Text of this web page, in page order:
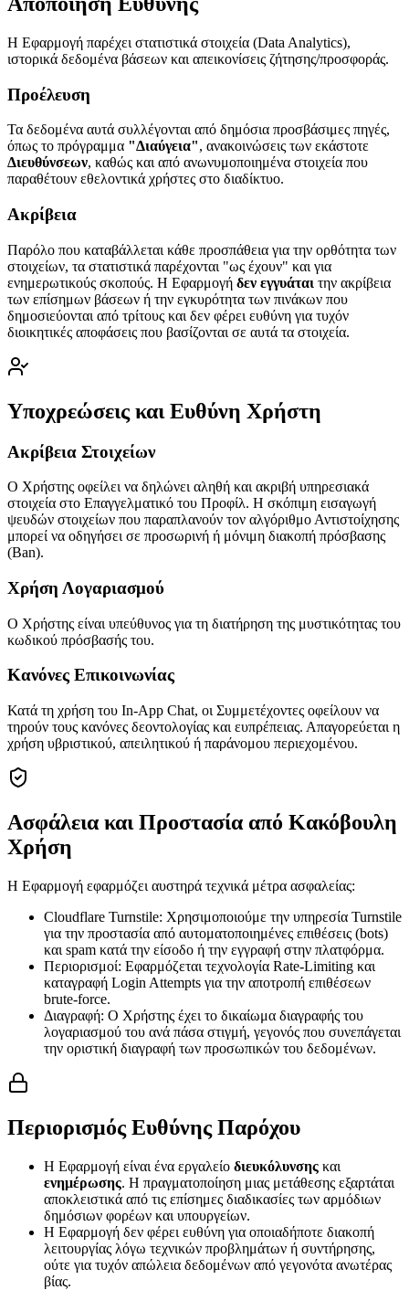
Η Εφαρμογή παρέχει στατιστικά στοιχεία (Data Analytics),
ιστορικά δεδομένα βάσεων και απεικονίσεις ζήτησης/προσφοράς.
Προέλευση
Τα δεδομένα αυτά συλλέγονται από δημόσια προσβάσιμες πηγές,
όπως το πρόγραμμα "Διαύγεια", ανακοινώσεις των εκάστοτε
Διευθύνσεων, καθώς και από ανωνυμοποιημένα στοιχεία που
παραθέτουν εθελοντικά χρήστες στο διαδίκτυο.
Ακρίβεια
Παρόλο που καταβάλλεται κάθε προσπάθεια για την ορθότητα των
στοιχείων, τα στατιστικά παρέχονται "ως έχουν" και για
ενημερωτικούς σκοπούς. Η Εφαρμογή δεν εγγυάται την ακρίβεια
των επίσημων βάσεων ή την εγκυρότητα των πινάκων που
δημοσιεύονται από τρίτους και δεν φέρει ευθύνη για τυχόν
διοικητικές αποφάσεις που βασίζονται σε αυτά τα στοιχεία.
Υποχρεώσεις και Ευθύνη Χρήστη
Ακρίβεια Στοιχείων
Ο Χρήστης οφείλει να δηλώνει αληθή και ακριβή υπηρεσιακά
στοιχεία στο Επαγγελματικό του Προφίλ. Η σκόπιμη εισαγωγή
ψευδών στοιχείων που παραπλανούν τον αλγόριθμο Αντιστοίχησης
μπορεί να οδηγήσει σε προσωρινή ή μόνιμη διακοπή πρόσβασης
(Ban).
Χρήση Λογαριασμού
Ο Χρήστης είναι υπεύθυνος για τη διατήρηση της μυστικότητας του
κωδικού πρόσβασής του.
Κανόνες Επικοινωνίας
Κατά τη χρήση του In-App Chat, οι Συμμετέχοντες οφείλουν να
τηρούν τους κανόνες δεοντολογίας και ευπρέπειας. Απαγορεύεται η
χρήση υβριστικού, απειλητικού ή παράνομου περιεχομένου.
Ασφάλεια και Προστασία από Κακόβουλη
Χρήση
Η Εφαρμογή εφαρμόζει αυστηρά τεχνικά μέτρα ασφαλείας:
Cloudflare Turnstile: Χρησιμοποιούμε την υπηρεσία Turnstile
για την προστασία από αυτοματοποιημένες επιθέσεις (bots)
και spam κατά την είσοδο ή την εγγραφή στην πλατφόρμα.
Περιορισμοί: Εφαρμόζεται τεχνολογία Rate-Limiting και
καταγραφή Login Attempts για την αποτροπή επιθέσεων
brute-force.
Διαγραφή: Ο Χρήστης έχει το δικαίωμα διαγραφής του
λογαριασμού του ανά πάσα στιγμή, γεγονός που συνεπάγεται
την οριστική διαγραφή των προσωπικών του δεδομένων.
Περιορισμός Ευθύνης Παρόχου
Η Εφαρμογή είναι ένα εργαλείο διευκόλυνσης και
ενημέρωσης. Η πραγματοποίηση μιας μετάθεσης εξαρτάται
αποκλειστικά από τις επίσημες διαδικασίες των αρμόδιων
δημόσιων φορέων και υπουργείων.
Η Εφαρμογή δεν φέρει ευθύνη για οποιαδήποτε διακοπή
λειτουργίας λόγω τεχνικών προβλημάτων ή συντήρησης,
ούτε για τυχόν απώλεια δεδομένων από γεγονότα ανωτέρας
βίας.